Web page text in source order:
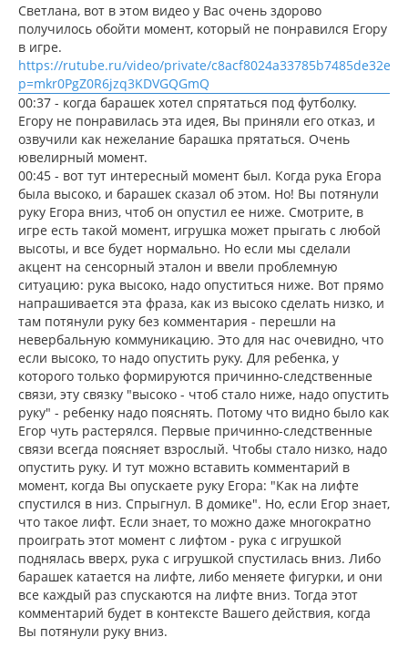
а
а
у
о
щ
е
н
и
е
Светлана, вот в этом видео у Вас очень здорово
получилось обойти момент, который не понравился Егору
в игре.
https://rutube.ru/video/private/
p=mkr0PgZ0R6jzq3KDVGQGmQ
00:37 - когда барашек хотел спрятаться под футболку.
Егору не понравилась эта идея, Вы приняли его отказ, и
озвучили как нежелание барашка прятаться. Очень
ювелирный момент.
00:45 - вот тут интересный момент был. Когда рука Егора
была высоко, и барашек сказал об этом. Но! Вы потянули
руку Егора вниз, чтоб он опустил ее ниже. Смотрите, в
игре есть такой момент, игрушка может прыгать с любой
высоты, и все будет нормально. Но если мы сделали
акцент на сенсорный эталон и ввели проблемную
ситуацию: рука высоко, надо опуститься ниже. Вот прямо
напрашивается эта фраза, как из высоко сделать низко, и
там потянули руку без комментария - перешли на
невербальную коммуникацию. Это для нас очевидно, что
если высоко, то надо опустить руку. Для ребенка, у
которого только формируются причинно-следственные
связи, эту связку "высоко - чтоб стало ниже, надо опустить
руку" - ребенку надо пояснять. Потому что видно было как
Егор чуть растерялся. Первые причинно-следственные
связи всегда поясняет взрослый. Чтобы стало низко, надо
опустить руку. И тут можно вставить комментарий в
момент, когда Вы опускаете руку Егора: "Как на лифте
спустился в низ. Спрыгнул. В домике". Но, если Егор знает,
что такое лифт. Если знает, то можно даже многократно
проиграть этот момент с лифтом - рука с игрушкой
поднялась вверх, рука с игрушкой спустилась вниз. Либо
барашек катается на лифте, либо меняете фигурки, и они
все каждый раз спускаются на лифте вниз. Тогда этот
комментарий будет в контексте Вашего действия, когда
Вы потянули руку вниз.